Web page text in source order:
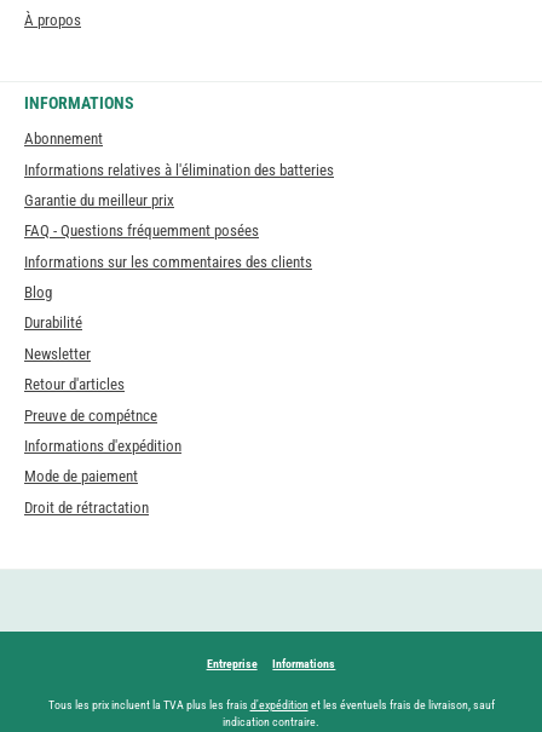
À propos
INFORMATIONS
Abonnement
Informations relatives à l'élimination des batteries
Garantie du meilleur prix
FAQ - Questions fréquemment posées
Informations sur les commentaires des clients
Blog
Durabilité
Newsletter
Retour d'articles
Preuve de compétnce
Informations d'expédition
Mode de paiement
Droit de rétractation
Entreprise Informations
Tous les prix incluent la TVA plus les frais d'expéditionet les éventuels frais de livraison, sauf
indication contraire.